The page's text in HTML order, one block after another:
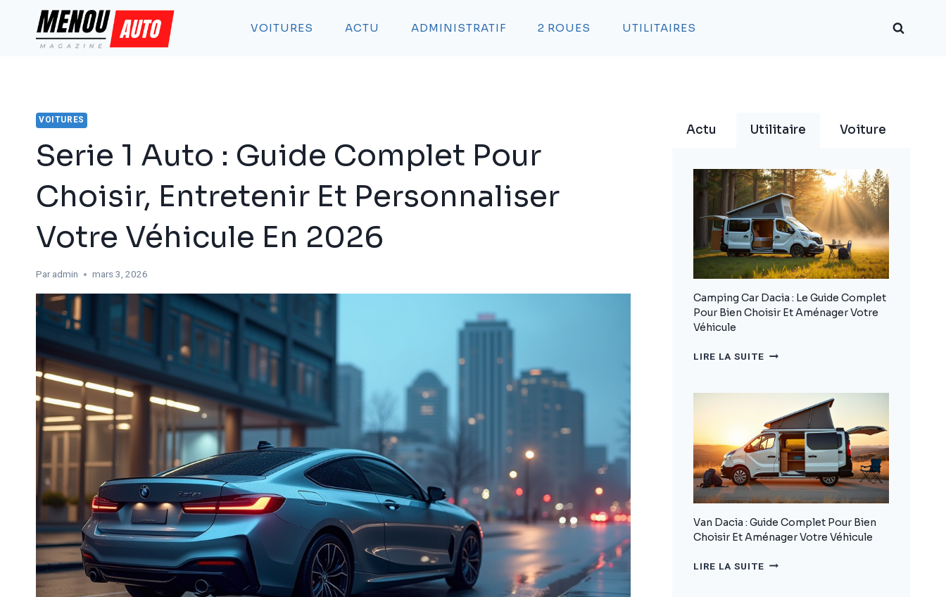
contenu
VOITURES ACTU ADMINISTRATIF 2 ROUES UTILITAIRES
VOITURES
Serie 1 Auto : Guide Complet Pour
Choisir, Entretenir Et Personnaliser
Votre Véhicule En 2026
Par admin mars 3, 2026
Actu Utilitaire Voiture
Camping Car Dacia : Le Guide Complet
Pour Bien Choisir Et Aménager Votre
Véhicule
LIRE LA SUITECAMPING
:
GUIDE
COMPLET
POUR
BIEN
CHOISIR
ET
VOTRE
VÉHICULE
Van Dacia : Guide Complet Pour Bien
Choisir Et Aménager Votre Véhicule
LIRE LA SUITEVAN